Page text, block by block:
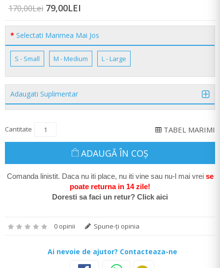
170,00Lei 79,00LEI
Selectati Marimea Mai Jos
S - Small M - Medium L - Large
Adaugati Suplimentar
Cantitate TABEL MARIMI
ADAUGĂ ÎN COŞ
Comanda linistit. Daca nu iti place, nu iti vine sau nu-l mai vrei se
poate returna in 14 zile!
Doresti sa faci un retur? Click aici
0 opinii Spune-ţi opinia
Ai nevoie de ajutor? Contacteaza-ne